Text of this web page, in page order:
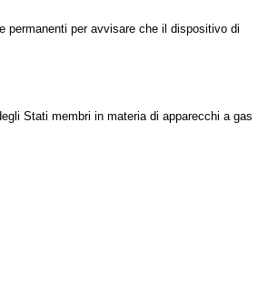
per avvisare che il dispositivo di
Stati membri in materia di apparecchi a gas